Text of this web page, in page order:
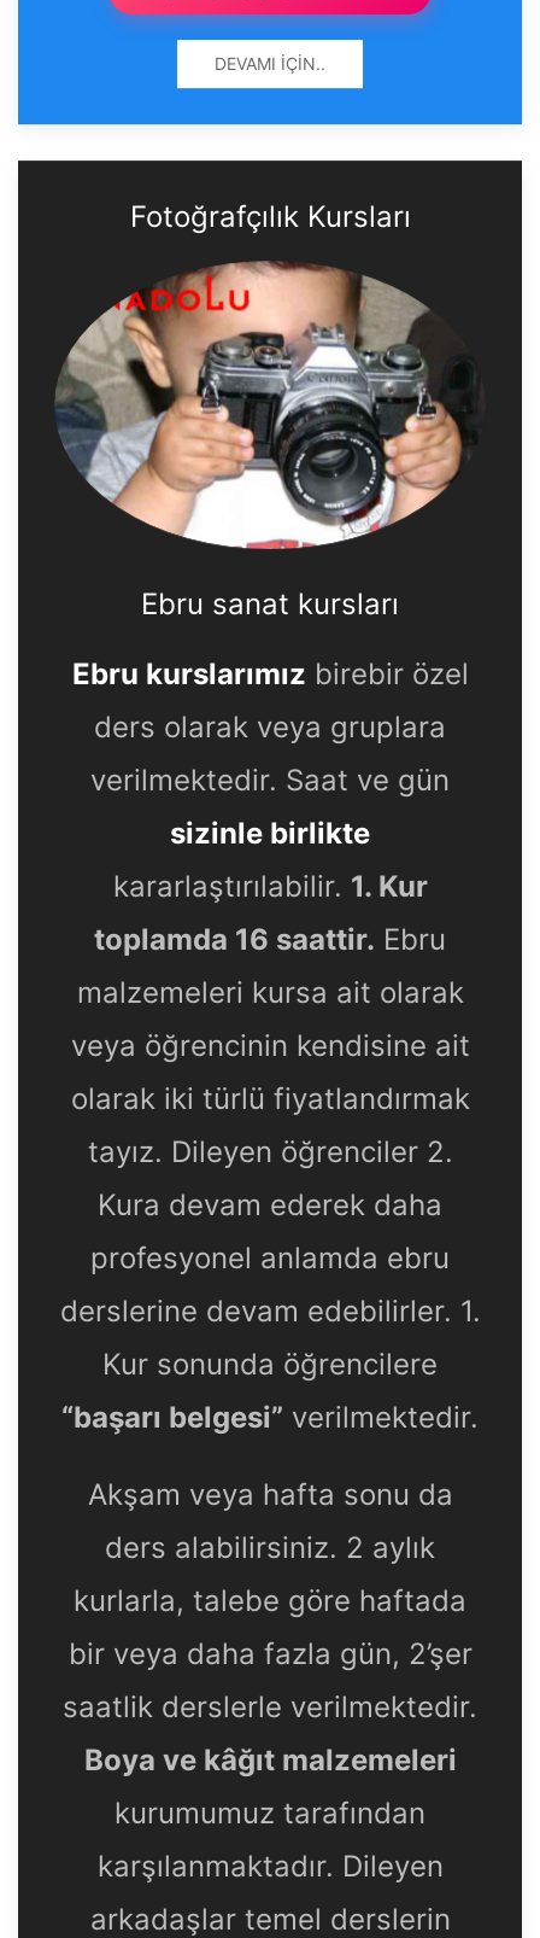
DEVAMI İÇIN..
Fotoğrafçılık Kursları
Ebru sanat kursları
Ebru kurslarımız birebir özel
ders olarak veya gruplara
verilmektedir. Saat ve gün
sizinle birlikte
kararlaştırılabilir. 1. Kur
toplamda 16 saattir. Ebru
malzemeleri kursa ait olarak
veya öğrencinin kendisine ait
olarak iki türlü fiyatlandırmak
tayız. Dileyen öğrenciler 2.
Kura devam ederek daha
profesyonel anlamda ebru
derslerine devam edebilirler. 1.
Kur sonunda öğrencilere
“başarı belgesi” verilmektedir.
Akşam veya hafta sonu da
ders alabilirsiniz. 2 aylık
kurlarla, talebe göre haftada
bir veya daha fazla gün, 2’şer
saatlik derslerle verilmektedir.
Boya ve kâğıt malzemeleri
kurumumuz tarafından
karşılanmaktadır. Dileyen
arkadaşlar temel derslerin